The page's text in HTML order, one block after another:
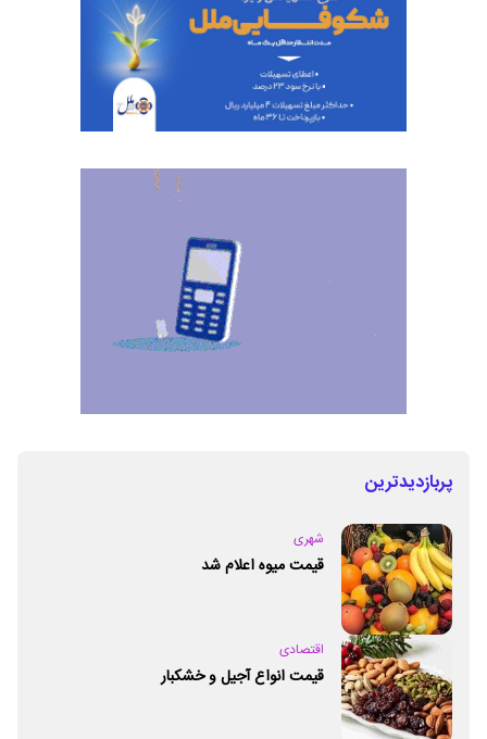
پربازدیدترین
شهری
قیمت میوه اعلام شد
اقتصادی
قیمت انواع آجیل و خشکبار